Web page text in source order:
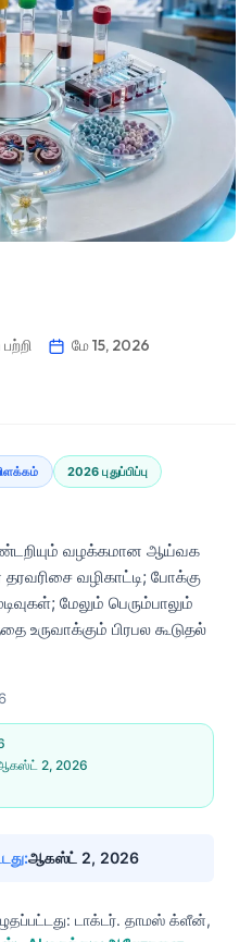
பற்றி
மே 15, 2026
2026 புதுப்பிப்பு
வழக்கமான ஆய்வக
தரவரிசை வழிகாட்டி; போக்கு
மேலும் பெரும்பாலும்
உருவாக்கும் பிரபல கூடுதல்
2, 2026
ஆகஸ்ட் 2, 2026
டாக்டர். தாமஸ் க்ளீன்,